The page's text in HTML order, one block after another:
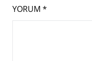
YORUM *